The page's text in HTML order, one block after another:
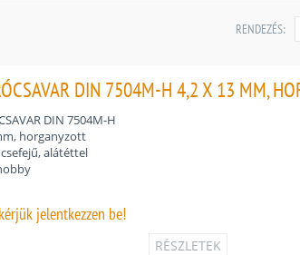
RENDEZÉS:
DIN 7504M-H 4,2 X 13 MM,
DIN 7504M-H
horganyzott
alátéttel
kérjük jelentkezzen be!
RÉSZLETEK